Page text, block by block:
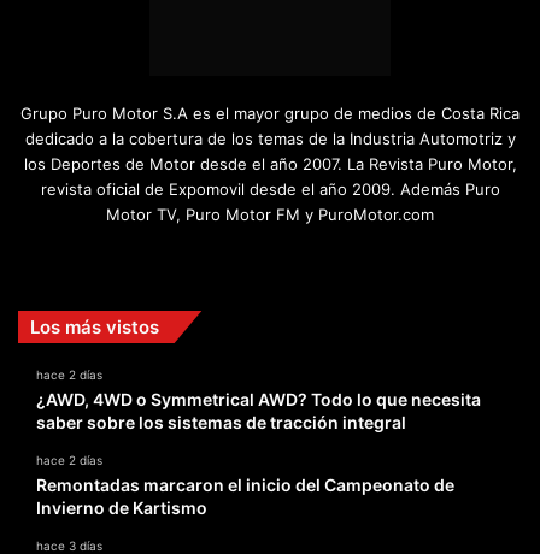
Grupo Puro Motor S.A es el mayor grupo de medios de Costa Rica
dedicado a la cobertura de los temas de la Industria Automotriz y
los Deportes de Motor desde el año 2007. La Revista Puro Motor,
revista oficial de Expomovil desde el año 2009. Además Puro
Motor TV, Puro Motor FM y PuroMotor.com
Los más vistos
hace 2 días
¿AWD, 4WD o Symmetrical AWD? Todo lo que necesita
saber sobre los sistemas de tracción integral
hace 2 días
Remontadas marcaron el inicio del Campeonato de
Invierno de Kartismo
hace 3 días